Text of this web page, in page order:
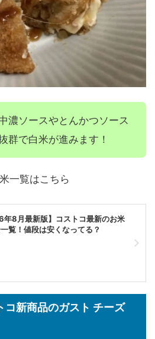
濃ソースやとんかつソース
群で白米が進みます！
一覧はこちら
年8月最新版】コストコ最新のお米
覧！値段は安くなってる？
コ新商品のガスト チーズ